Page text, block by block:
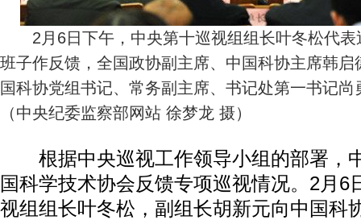
2月6日下午，中央第十巡视组组长叶冬松代表
班子作反馈，全国政协副主席、中国科协主席韩
国科协党组书记、常务副主席、书记处第一书记
（中央纪委监察部网站 徐梦龙 摄）
根据中央巡视工作领导小组的部署，
国科学技术协会反馈专项巡视情况。2月6
视组组长叶冬松，副组长胡新元向中国科